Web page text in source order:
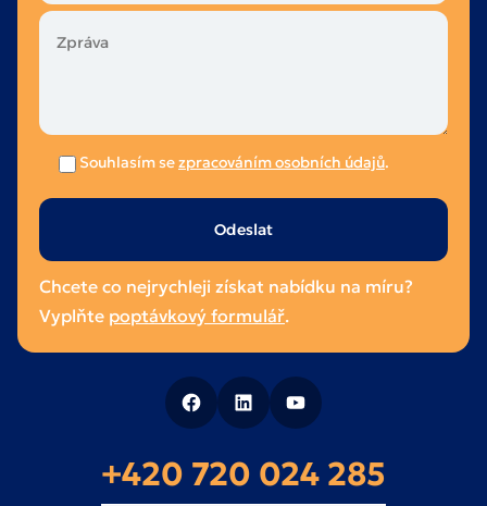
Souhlasím sezpracováním osobních údajů.
Ponechte
prázdné.
Chcete co nejrychleji získat nabídku na míru?
Vyplňte poptávkový formulář.
+420 720 024 285